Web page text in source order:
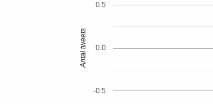
-0.5
0.0
0.5
Antal tweets